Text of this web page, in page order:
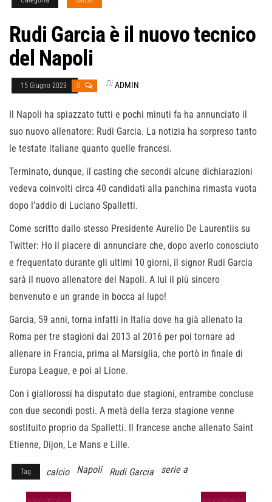
Rudi Garcia è il nuovo tecnico
del Napoli
15 Giugno 2023 0 Di ADMIN
Il Napoli ha spiazzato tutti e pochi minuti fa ha annunciato il
suo nuovo allenatore: Rudi Garcia. La notizia ha sorpreso tanto
le testate italiane quanto quelle francesi.
Terminato, dunque, il casting che secondi alcune dichiarazioni
vedeva coinvolti circa 40 candidati alla panchina rimasta vuota
dopo l’addio di Luciano Spalletti.
Come scritto dallo stesso Presidente Aurelio De Laurentiis su
Twitter: Ho il piacere di annunciare che, dopo averlo conosciuto
e frequentato durante gli ultimi 10 giorni, il signor Rudi Garcia
sarà il nuovo allenatore del Napoli. A lui il più sincero
benvenuto e un grande in bocca al lupo!
Garcia, 59 anni, torna infatti in Italia dove ha già allenato la
Roma per tre stagioni dal 2013 al 2016 per poi tornare ad
allenare in Francia, prima al Marsiglia, che portò in finale di
Europa League, e poi al Lione.
Con i giallorossi ha disputato due stagioni, entrambe concluse
con due secondi posti. A metà della terza stagione venne
sostituito proprio da Spalletti. Il francese anche allenato Saint
Etienne, Dijon, Le Mans e Lille.
Tag calcio Napoli Rudi Garcia serie a